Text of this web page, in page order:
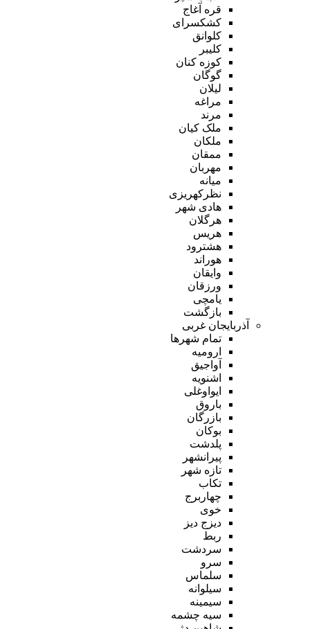
قره آغاج
کشکسرای
کلوانق
کلیبر
کوزه کنان
گوگان
لیلان
مراغه
مرند
ملک کیان
ملکان
ممقان
مهربان
میانه
نظرکهریزی
هادی شهر
هرگلان
هریس
هشترود
هوراند
وایقان
ورزقان
یامچی
بازگشت
آذربایجان غربی
تمام شهر‌ها
ارومیه
آواجیق
اشنویه
ایواوغلی
باروق
بازرگان
بوکان
پلدشت
پیرانشهر
تازه شهر
تکاب
چهاربرج
خوی
دیزج دیز
ربط
سردشت
سرو
سلماس
سیلوانه
سیمینه
سیه چشمه